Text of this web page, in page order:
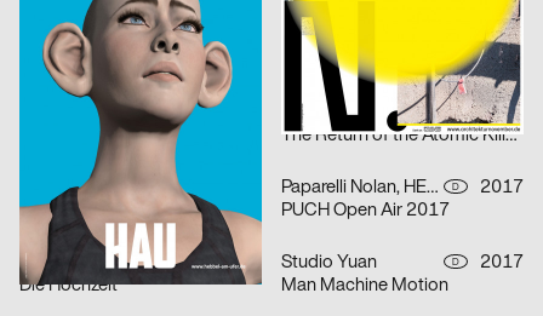
cyan (Daniela Haufe + Detlef Fiedler) D
2017
Sonifications Festival
2017
Food Revolution 5.0 – Gestaltung für die Gesellschaft von morgen
Kim Kijong D Gilbert Schneider, Tobias Wenig, Karolina Pietrzyk D
2017
The Return of the Atomic Killer Toothpaste
Jost Nici, Dienstleistungsplattform Institut Visuelle Kommunikation
Next Generation Diplomausstellung
Paparelli Nolan, HERBURG WEILAND D
2017
PUCH Open Air 2017
Schenardi Luca CH
2017
Die Hochzeit
Studio Yuan D
2017
Man Machine Motion